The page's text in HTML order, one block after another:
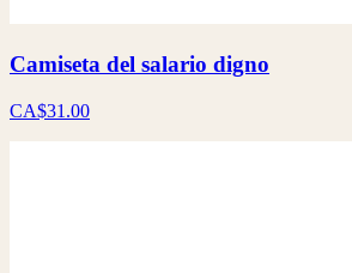
Camiseta del salario digno
CA$31.00